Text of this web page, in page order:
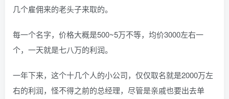
几个雇佣来的老头子来取的。
每一个名字，价格大概是500~5万不等，均价3000左右一
个，一天就是七八万的利润。
一年下来，这个十几个人的小公司，仅仅取名就是2000万左
右的利润，怪不得之前的总经理，尽管是亲戚也要出去单